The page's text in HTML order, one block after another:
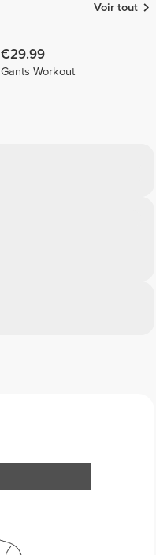
Voir tout
€29.99
Gants Workout